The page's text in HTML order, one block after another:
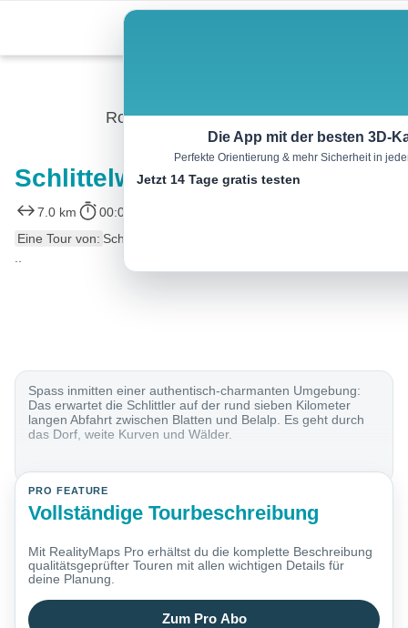
content
Rodeln
Schlittelweg Blatten–Belalp
7.0 km 00:00 h
Eine Tour von: SchweizMobil
Spass inmitten einer authentisch-charmanten Umgebung:
Das erwartet die Schlittler auf der rund sieben Kilometer
langen Abfahrt zwischen Blatten und Belalp. Es geht durch
das Dorf, weite Kurven und Wälder.
PRO FEATURE
Vollständige Tourbeschreibung
Mit RealityMaps Pro erhältst du die komplette Beschreibung
qualitätsgeprüfter Touren mit allen wichtigen Details für
deine Planung.
Zum Pro Abo
Die App mit der besten 3D-
Perfekte Orientierung & mehr Sicherheit in
Jetzt 14 Tage gratis testen